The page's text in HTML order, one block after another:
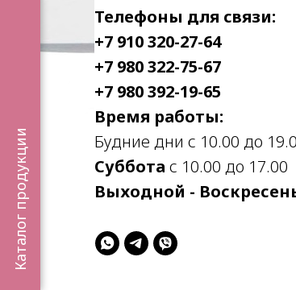
Каталог продукции
Телефоны для связи:
+7 910 320-27-64
+7 980 322-75-67
+7 980 392-19-65
Время работы:
Будние дни с 10.00 до
Суббота с 10.00 до 17.00
Выходной -